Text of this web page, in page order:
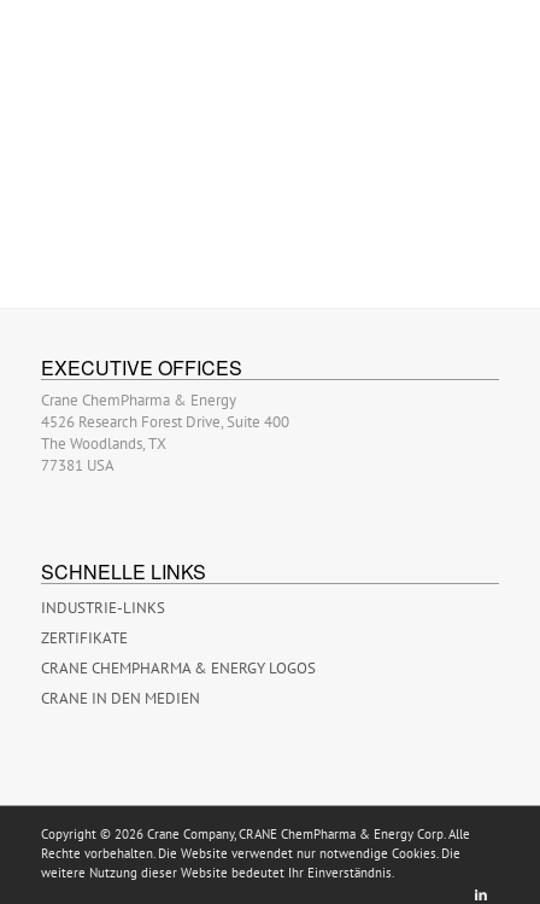
EXECUTIVE OFFICES
Crane ChemPharma & Energy
4526 Research Forest Drive, Suite 400
The Woodlands, TX
77381 USA
SCHNELLE LINKS
INDUSTRIE-LINKS
ZERTIFIKATE
CRANE CHEMPHARMA & ENERGY LOGOS
CRANE IN DEN MEDIEN
Copyright © 2026 Crane Company, CRANE ChemPharma & Energy Corp. Alle
Rechte vorbehalten. Die Website verwendet nur notwendige Cookies. Die
weitere Nutzung dieser Website bedeutet Ihr Einverständnis.